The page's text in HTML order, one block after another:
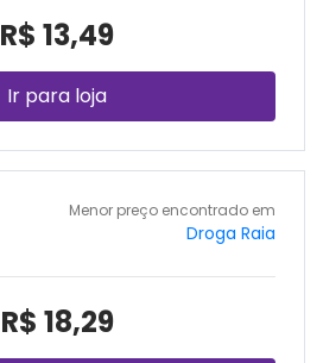
R$ 13,49
Ir para loja
Menor preço encontrado em
Droga Raia
R$ 18,29